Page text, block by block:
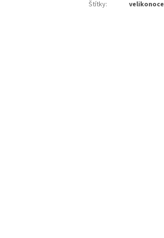
Štítky: velikonoce